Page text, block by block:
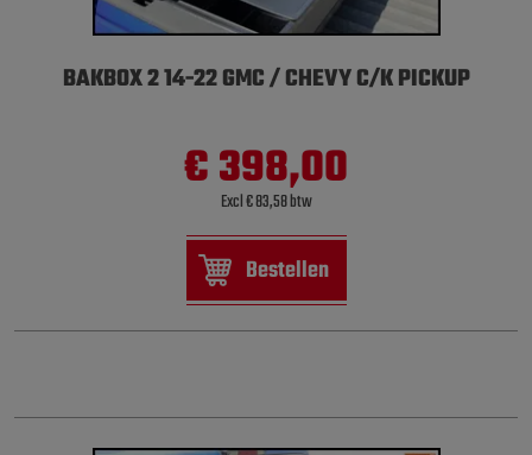
BAKBOX 2 14-22 GMC / CHEVY C/K PICKUP
€ 398,00
Excl € 83,58 btw
Bestellen